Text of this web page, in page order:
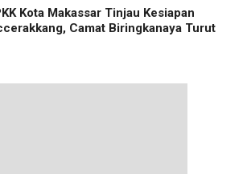
Kota Makassar Tinjau Kesiapan
Camat Biringkanaya Turut